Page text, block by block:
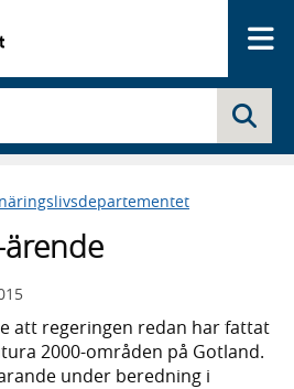
att regeringen redan har fattat
2000-områden på Gotland.
under beredning i